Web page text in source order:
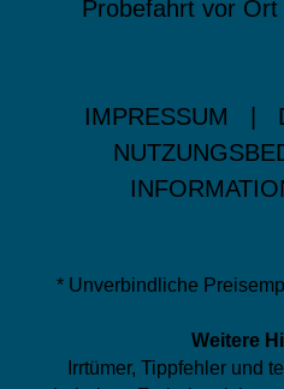
Probefahrt vor Ort
IMPRESSUM
* Unverbindliche
Weitere
Irrtümer, Tippfehler und